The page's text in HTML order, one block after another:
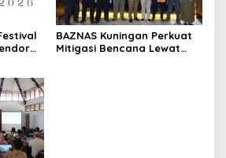
BAZNAS Kuningan Perkuat
Mitigasi Bencana Lewat